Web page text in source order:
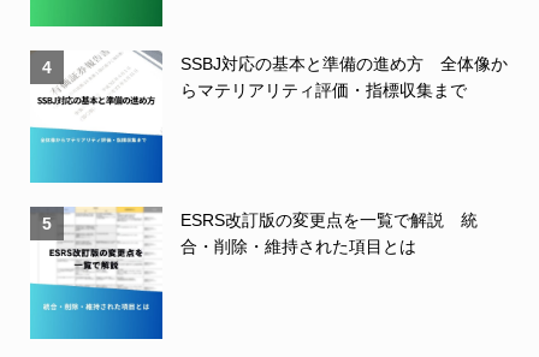
4
SSBJ対応の基本と準備の進め方 全体像か
らマテリアリティ評価・指標収集まで
5
ESRS改訂版の変更点を一覧で解説 統
合・削除・維持された項目とは